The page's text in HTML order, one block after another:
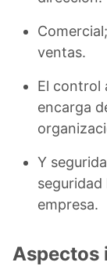
ventas.
El control
encarga
Y
seguridad
empresa.
Aspectos